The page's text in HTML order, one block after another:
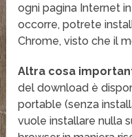
ogni pagina Internet in
occorre, potrete
Chrome, visto che il
Altra cosa
del download è
portable (senza
vuole installare nulla